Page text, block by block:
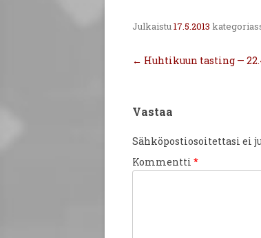
Julkaistu17.5.2013
Artikkelien
← Huhtikuun tasting —
Vastaa
Sähköpostiosoitettasi ei
Kommentti *